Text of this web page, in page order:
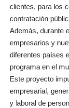
clientes, para los
contratación
Además, durante
empresarios y
diferentes países
programa en el
Este proyecto
empresarial,
y laboral de